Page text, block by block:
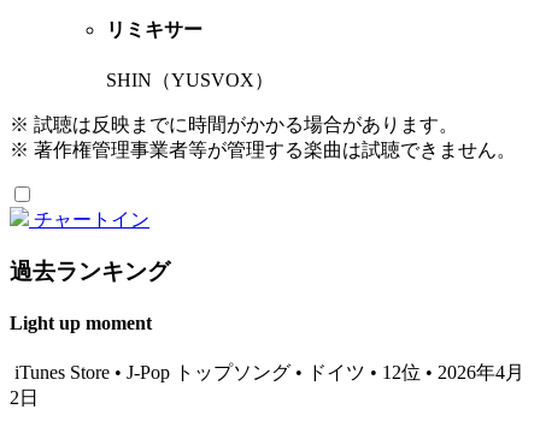
リミキサー
SHIN（YUSVOX）
※ 試聴は反映までに時間がかかる場合があります。
※ 著作権管理事業者等が管理する楽曲は試聴できません。
チャートイン
過去ランキング
Light up moment
iTunes Store • J-Pop トップソング • ドイツ • 12位 • 2026年4月
2日